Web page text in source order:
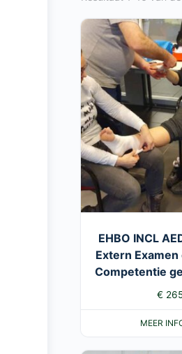
EHBO INCL
Extern
Competentie
€
MEER